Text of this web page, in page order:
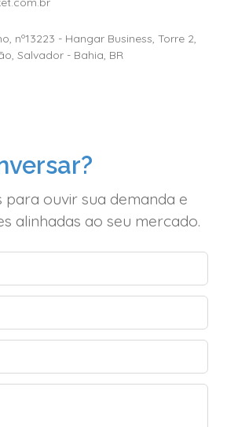
nº13223 - Hangar Business, Torre 2,
Salvador - Bahia, BR
para ouvir sua demanda e
alinhadas ao seu mercado.